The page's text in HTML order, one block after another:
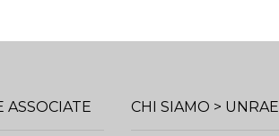
ASSOCIATE CHI SIAMO > UNRAE